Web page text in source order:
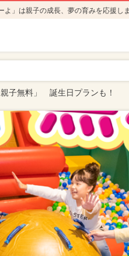
」は親子の成長、夢の育みを応援し
子無料」 誕生日プランも！